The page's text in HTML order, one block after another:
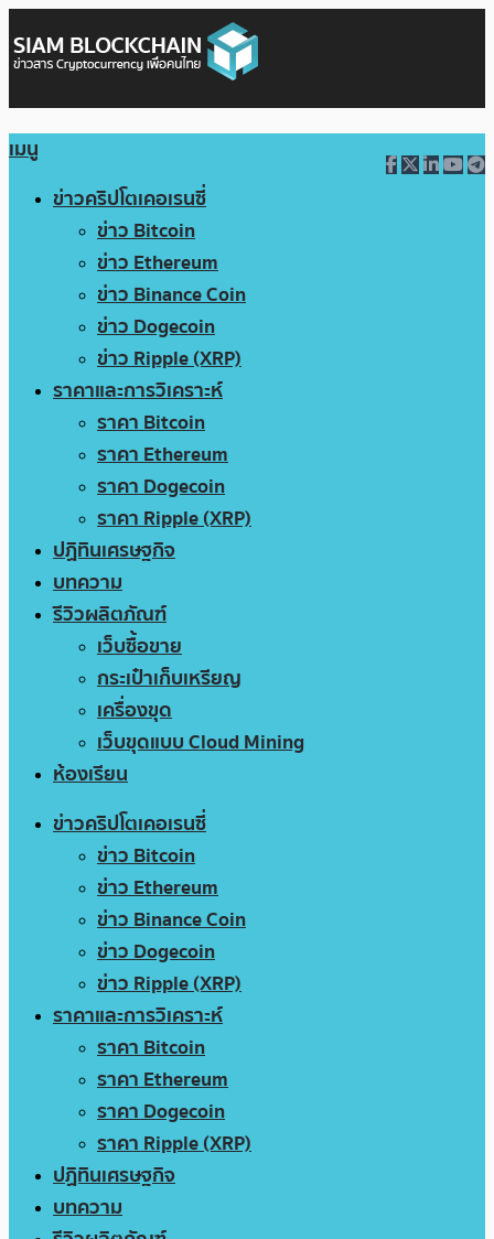
เมนู
ข่าวคริปโตเคอเรนซี่
ข่าว Bitcoin
ข่าว Ethereum
ข่าว Binance Coin
ข่าว Dogecoin
ข่าว Ripple (XRP)
ราคาและการวิเคราะห์
ราคา Bitcoin
ราคา Ethereum
ราคา Dogecoin
ราคา Ripple (XRP)
ปฏิทินเศรษฐกิจ
บทความ
รีวิวผลิตภัณฑ์
เว็บซื้อขาย
กระเป๋าเก็บเหรียญ
เครื่องขุด
เว็บขุดแบบ Cloud Mining
ห้องเรียน
ข่าวคริปโตเคอเรนซี่
ข่าว Bitcoin
ข่าว Ethereum
ข่าว Binance Coin
ข่าว Dogecoin
ข่าว Ripple (XRP)
ราคาและการวิเคราะห์
ราคา Bitcoin
ราคา Ethereum
ราคา Dogecoin
ราคา Ripple (XRP)
ปฏิทินเศรษฐกิจ
บทความ